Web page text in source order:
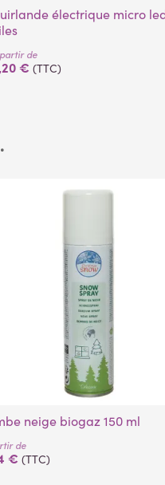
de
€ (TTC)
neige biogaz 150 ml
de
€ (TTC)